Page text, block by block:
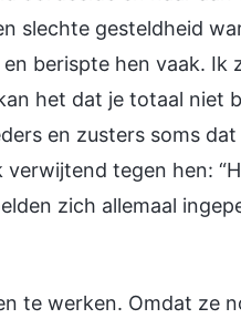
slechte gesteldheid
berispte hen vaak. Ik
het dat je totaal niet
en zusters soms
tegen hen:
zich allemaal
te werken. Omdat ze